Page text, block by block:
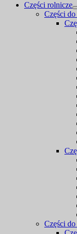
Części rolnicze
Części
Części do